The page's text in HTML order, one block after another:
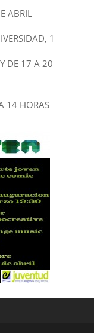
ABRIL
1
DE 17 A 20
14 HORAS